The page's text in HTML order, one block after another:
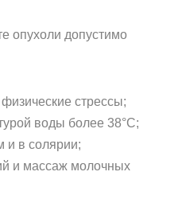
опухоли допустимо
стрессы;
воды более 38°С;
и в солярии;
и массаж молочных